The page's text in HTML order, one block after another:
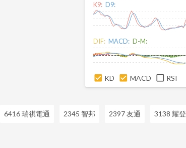
K9: D9:
DIF: MACD: D-M:
KD MACD RSI
6416 瑞祺電通 2345 智邦 2397 友通 3138 耀登